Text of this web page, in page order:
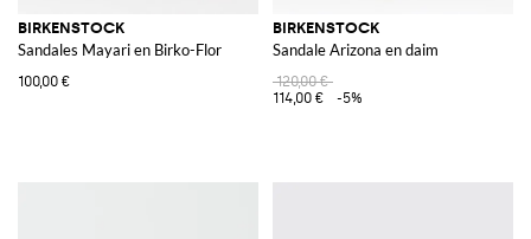
BIRKENSTOCK
Sandales Mayari en Birko-Flor
100,00 €
BIRKENSTOCK
Sandale Arizona en daim
120,00 €
114,00 €
-5%